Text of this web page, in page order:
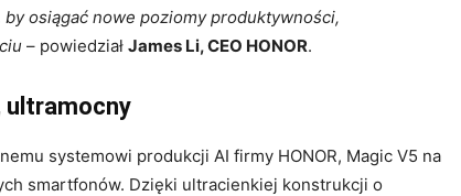
osiągać nowe poziomy produktywności,
– powiedział James Li, CEO HONOR.
ultramocny
systemowi produkcji AI firmy HONOR, Magic V5 na
smartfonów. Dzięki ultracienkiej konstrukcji o